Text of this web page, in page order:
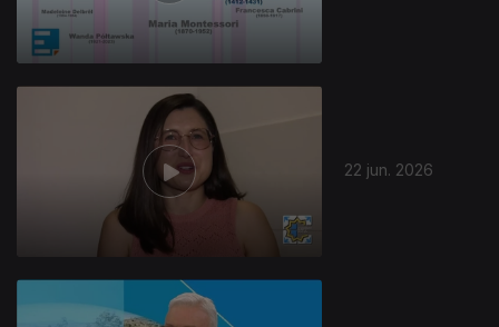
22 jun. 2026